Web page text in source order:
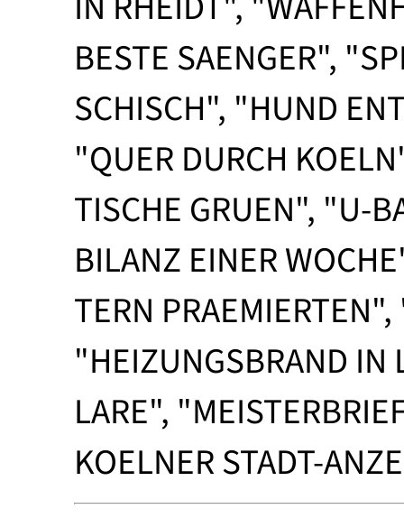
BESTE SAENGER",
SCHISCH", "HUND
"QUER DURCH
TISCHE GRUEN", "U-
BILANZ EINER
TERN
"HEIZUNGSBRAND IN
LARE",
KOELNER STADT-